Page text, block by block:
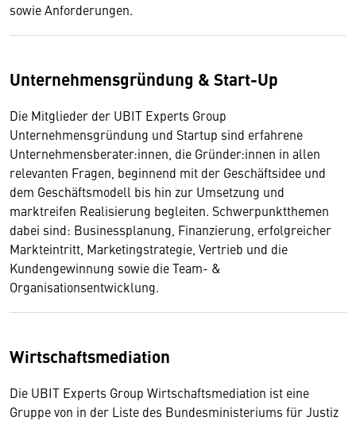
sowie Anforderungen.
Unternehmensgründung & Start-Up
Die Mitglieder der UBIT Experts Group
Unternehmensgründung und Startup sind erfahrene
Unternehmensberater:innen, die Gründer:innen in allen
relevanten Fragen, beginnend mit der Geschäftsidee und
dem Geschäftsmodell bis hin zur Umsetzung und
marktreifen Realisierung begleiten. Schwerpunktthemen
dabei sind: Businessplanung, Finanzierung, erfolgreicher
Markteintritt, Marketingstrategie, Vertrieb und die
Kundengewinnung sowie die Team- &
Organisationsentwicklung.
Wirtschaftsmediation
Die UBIT Experts Group Wirtschaftsmediation ist eine
Gruppe von in der Liste des Bundesministeriums für Justiz